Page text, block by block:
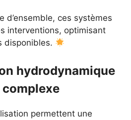
d’ensemble, ces systèmes
interventions, optimisant
disponibles.
hydrodynamique
permettent une